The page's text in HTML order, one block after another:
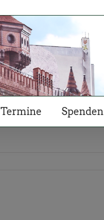
Termine Spenden